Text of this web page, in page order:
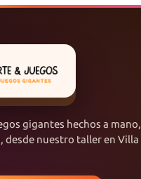
gigantes hechos a mano,
desde nuestro taller en Villa